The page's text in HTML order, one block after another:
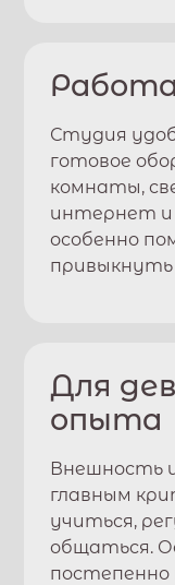
Студия
готовое
комнаты,
интернет и
особенно
привыкнуть
Для
опыта
Внешность
главным
учиться,
общаться.
постепенно